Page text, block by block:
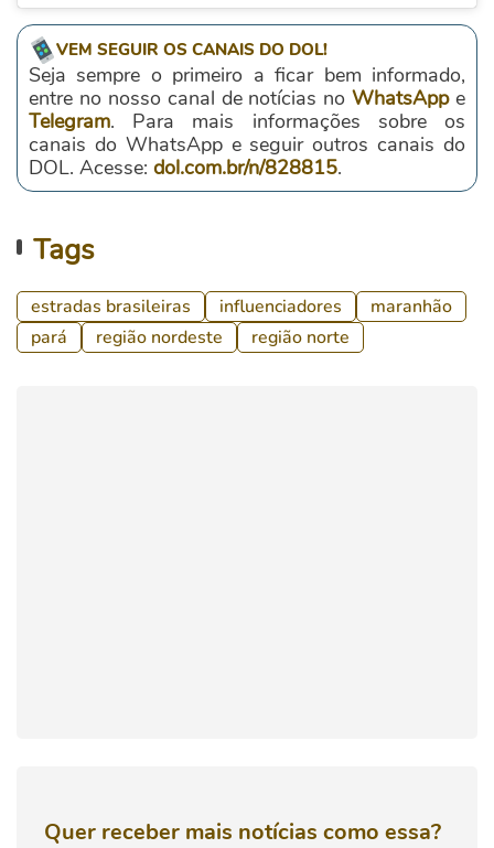
VEM SEGUIR OS CANAIS DO DOL!
Seja sempre o primeiro a ficar bem informado,
entre no nosso canal de notícias noWhatsAppe
Telegram. Para mais informações sobre os
canais do WhatsApp e seguir outros canais do
DOL. Acesse: dol.com.br/n/828815.
Tags
estradas brasileiras influenciadores
maranhão
pará
região nordeste região norte
Quer receber mais notícias como essa?